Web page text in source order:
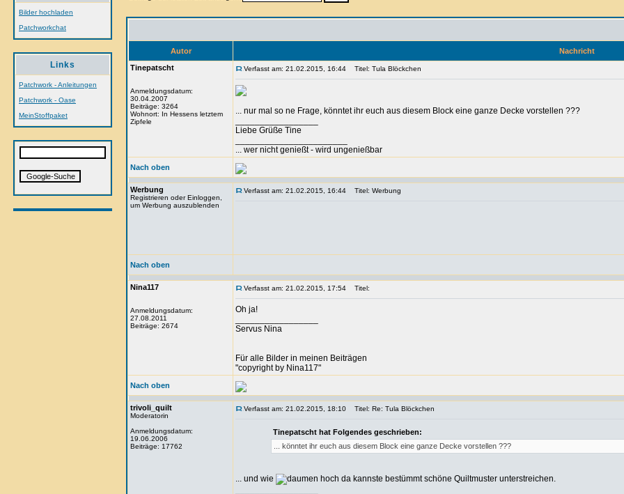
Bilder hochladen
Patchworkchat
Links
Patchwork - Anleitungen
Patchwork - Oase
MeinStoffpaket
Autor
Nachricht
Tinepatscht
Anmeldungsdatum:
30.04.2007
Beiträge: 3264
Wohnort: In Hessens letztem
Zipfele
Verfasst am: 21.02.2015, 16:44 Titel: Tula Blöckchen
... nur mal so ne Frage, könntet ihr euch aus diesem Block eine ganze Decke vorstellen ???
Liebe Grüße Tine
... wer nicht genießt - wird ungenießbar
Nach oben
Werbung
Registrieren oder Einloggen,
um Werbung auszublenden
Verfasst am: 21.02.2015, 16:44 Titel: Werbung
Nach oben
Nina117
Anmeldungsdatum:
27.08.2011
Beiträge: 2674
Verfasst am: 21.02.2015, 17:54 Titel:
Oh ja!
Servus Nina
Für alle Bilder in meinen Beiträgen
"copyright by Nina117"
Nach oben
trivoli_quilt
Moderatorin
Anmeldungsdatum:
19.06.2006
Beiträge: 17762
Verfasst am: 21.02.2015, 18:10 Titel: Re: Tula Blöckchen
Tinepatscht hat Folgendes geschrieben:
... könntet ihr euch aus diesem Block eine ganze Decke vorstellen ???
... und wie
da kannste bestümmt schöne Quiltmuster unterstreichen.